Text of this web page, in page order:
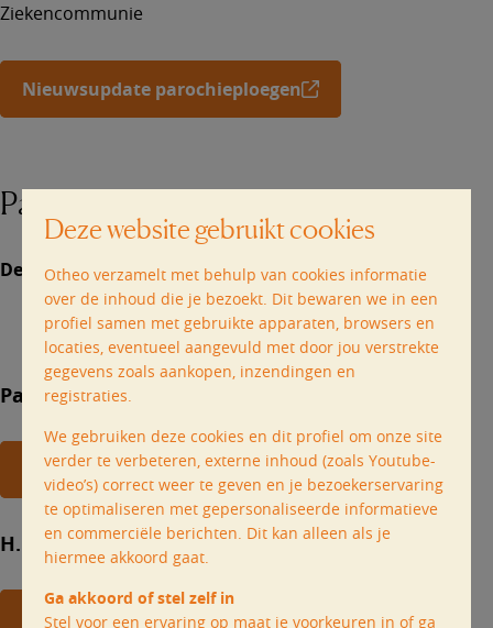
Ziekencommunie
Nieuwsupdate parochieploegen
Parochies in het dekenaat Zottegem
De 4 parochies van het dekenaat Zottegem
Parochie Brakel/Lierde
Alle nieuws uit Brakel/Lierde
H. Bartholomeüs
Alle nieuws uit Geraardsbergen
Deze website gebruikt cookies
Otheo verzamelt met behulp van cookies informatie
over de inhoud die je bezoekt. Dit bewaren we in een
profiel samen met gebruikte apparaten, browsers en
locaties, eventueel aangevuld met door jou verstrekte
gegevens zoals aankopen, inzendingen en
registraties.
We gebruiken deze cookies en dit profiel om onze site
verder te verbeteren, externe inhoud (zoals Youtube-
video’s) correct weer te geven en je bezoekerservaring
te optimaliseren met gepersonaliseerde informatieve
en commerciële berichten. Dit kan alleen als je
hiermee akkoord gaat.
Ga akkoord of stel zelf in
Stel voor een ervaring op maat je voorkeuren in of ga